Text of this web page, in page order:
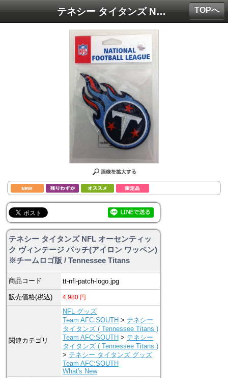
テネシー タイタンズ NFL オーセンティック ヴィンテージ パッチ(アイロン ワッペン)※チームロゴ版 / Tennessee Titans
テネシー タイタンズ NFL オーセンティッ
ク ヴィンテージ パッチ(アイロン ワッペン)
※チームロゴ版 / Tennessee Titans
商品コード tt-nfl-patch-logo.jpg
販売価格(税込) 4,980 円
関連カテゴリ
NFL グッズ
Team AFC:SOUTH > テネシー
タイタンズ ( Tennessee Titans )
Team AFC:SOUTH > テネシー
タイタンズ ( Tennessee Titans )
> テネシー タイタンズ グッズ
Team AFC:SOUTH
What's New
TOPへ